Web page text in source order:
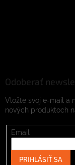
Odoberať
Vložte svoj e-mail a
nových produktoch
Email
PRIHLÁSIŤ SA